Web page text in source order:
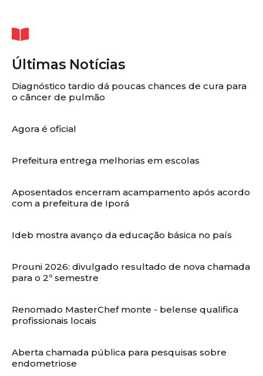
Últimas Notícias
Diagnóstico tardio dá poucas chances de cura para
o câncer de pulmão
Agora é oficial
Prefeitura entrega melhorias em escolas
Aposentados encerram acampamento após acordo
com a prefeitura de Iporá
Ideb mostra avanço da educação básica no país
Prouni 2026: divulgado resultado de nova chamada
para o 2º semestre
Renomado MasterChef monte - belense qualifica
profissionais locais
Aberta chamada pública para pesquisas sobre
endometriose